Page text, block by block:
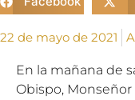
22 de mayo de 2021
En la mañana de
Obispo, Monseñor